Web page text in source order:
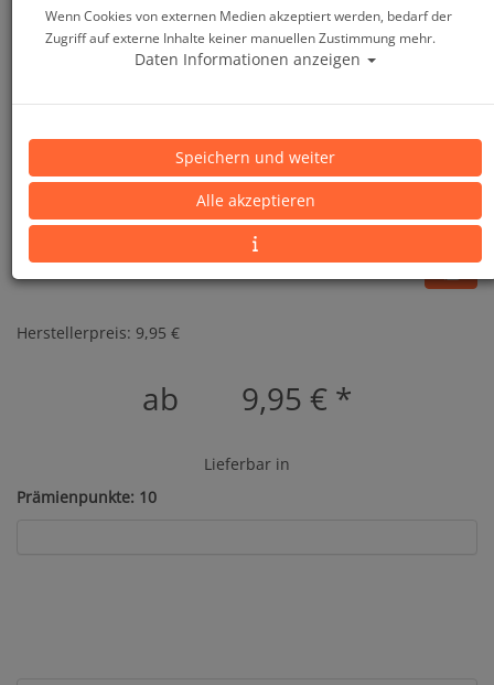
Zoggs - Easy-Fit Silicone Cap - Badekappe
Artikelnr.: zoggs-465003master
Herstellerpreis: 9,95 €
ab 9,95 € *
Lieferbar in
Prämienpunkte: 10
Wenn Cookies von externen Medien akzeptiert werden, bedarf der
Zugriff auf externe Inhalte keiner manuellen Zustimmung mehr.
Daten Informationen anzeigen
Speichern und weiter
Alle akzeptieren